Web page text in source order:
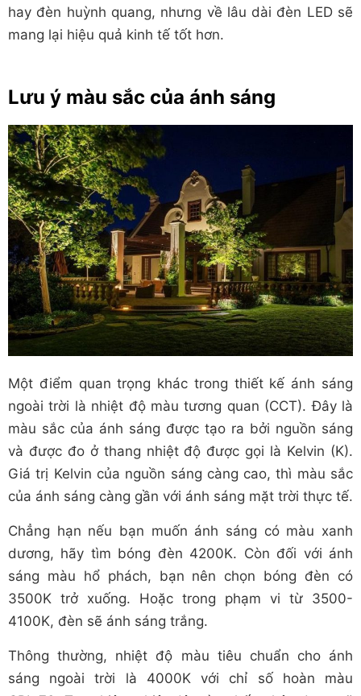
hay đèn huỳnh quang, nhưng về lâu dài đèn LED sẽ
mang lại hiệu quả kinh tế tốt hơn.
Lưu ý màu sắc của ánh sáng
Một điểm quan trọng khác trong thiết kế ánh sáng
ngoài trời là nhiệt độ màu tương quan (CCT). Đây là
màu sắc của ánh sáng được tạo ra bởi nguồn sáng
và được đo ở thang nhiệt độ được gọi là Kelvin (K).
Giá trị Kelvin của nguồn sáng càng cao, thì màu sắc
của ánh sáng càng gần với ánh sáng mặt trời thực tế.
Chẳng hạn nếu bạn muốn ánh sáng có màu xanh
dương, hãy tìm bóng đèn 4200K. Còn đối với ánh
sáng màu hổ phách, bạn nên chọn bóng đèn có
3500K trở xuống. Hoặc trong phạm vi từ 3500-
4100K, đèn sẽ ánh sáng trắng.
Thông thường, nhiệt độ màu tiêu chuẩn cho ánh
sáng ngoài trời là 4000K với chỉ số hoàn màu